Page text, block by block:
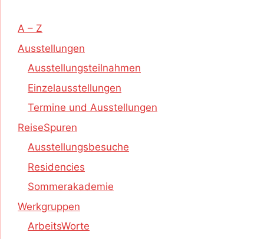
A – Z
Ausstellungen
Ausstellungsteilnahmen
Einzelausstellungen
Termine und Ausstellungen
ReiseSpuren
Ausstellungsbesuche
Residencies
Sommerakademie
Werkgruppen
ArbeitsWorte